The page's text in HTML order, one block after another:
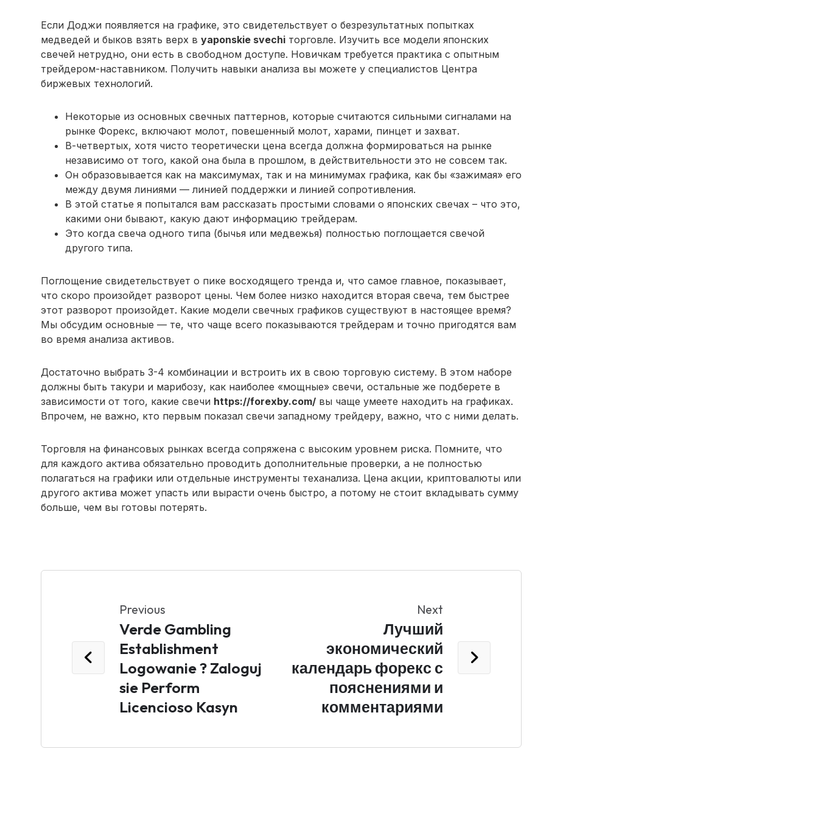
Если Доджи появляется на графике, это свидетельствует о безрезультатных попытках
медведей и быков взять верх вyaponskie svechi торговле. Изучить все модели японских
свечей нетрудно, они есть в свободном доступе. Новичкам требуется практика с опытным
трейдером-наставником. Получить навыки анализа вы можете у специалистов Центра
биржевых технологий.
Некоторые из основных свечных паттернов, которые считаются сильными сигналами на
рынке Форекс, включают молот, повешенный молот, харами, пинцет и захват.
В-четвертых, хотя чисто теоретически цена всегда должна формироваться на рынке
независимо от того, какой она была в прошлом, в действительности это не совсем так.
Он образовывается как на максимумах, так и на минимумах графика, как бы «зажимая» его
между двумя линиями — линией поддержки и линией сопротивления.
В этой статье я попытался вам рассказать простыми словами о японских свечах – что это,
какими они бывают, какую дают информацию трейдерам.
Это когда свеча одного типа (бычья или медвежья) полностью поглощается свечой
другого типа.
Поглощение свидетельствует о пике восходящего тренда и, что самое главное, показывает,
что скоро произойдет разворот цены. Чем более низко находится вторая свеча, тем быстрее
этот разворот произойдет. Какие модели свечных графиков существуют в настоящее время?
Мы обсудим основные — те, что чаще всего показываются трейдерам и точно пригодятся вам
во время анализа активов.
Достаточно выбрать 3-4 комбинации и встроить их в свою торговую систему. В этом наборе
должны быть такури и марибозу, как наиболее «мощные» свечи, остальные же подберете в
зависимости от того, какие свечи https://forexby.com/ вы чаще умеете находить на графиках.
Впрочем, не важно, кто первым показал свечи западному трейдеру, важно, что с ними делать.
Торговля на финансовых рынках всегда сопряжена с высоким уровнем риска. Помните, что
для каждого актива обязательно проводить дополнительные проверки, а не полностью
полагаться на графики или отдельные инструменты теханализа. Цена акции, криптовалюты или
другого актива может упасть или вырасти очень быстро, а потому не стоит вкладывать сумму
больше, чем вы готовы потерять.
Previous
Verde Gambling
Establishment
Logowanie ? Zaloguj
sie Perform
Licencioso Kasyn
Next
Лучший
экономический
календарь форекс с
пояснениями и
комментариями